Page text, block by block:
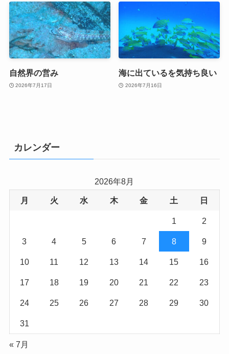
自然界の営み
2026年7月17日
海に出ているを気持ち良い
2026年7月16日
カレンダー
2026年8月
月 火 水 木 金 土 日
1 2
3 4 5 6 7 8 9
10 11 12 13 14 15 16
17 18 19 20 21 22 23
24 25 26 27 28 29 30
31
« 7月